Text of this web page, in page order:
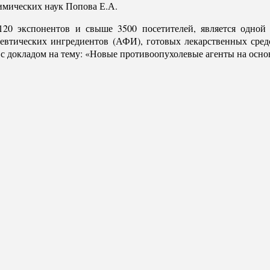
наук Попова Е.А.
экспонентов и свыше 3500 посетителей, является
ингредиентов (АФИ), готовых лекарственных
на тему: «Новые противоопухолевые агенты на